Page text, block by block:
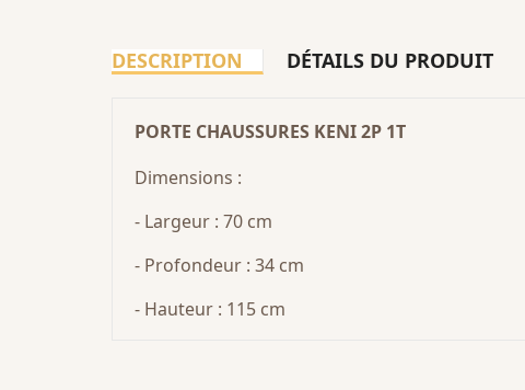
DESCRIPTION DÉTAILS DU PRODUIT
PORTE CHAUSSURES KENI 2P 1T
Dimensions :
- Largeur : 70 cm
- Profondeur : 34 cm
- Hauteur : 115 cm